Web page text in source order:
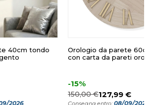
40cm tondo
2026
Orologio da parete
con carta da pareti oro
-15%
150,00 €127,99 €
08/09/2026